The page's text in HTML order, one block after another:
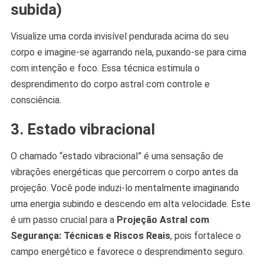
subida)
Visualize uma corda invisível pendurada acima do seu
corpo e imagine-se agarrando nela, puxando-se para cima
com intenção e foco. Essa técnica estimula o
desprendimento do corpo astral com controle e
consciência.
3. Estado vibracional
O chamado “estado vibracional” é uma sensação de
vibrações energéticas que percorrem o corpo antes da
projeção. Você pode induzi-lo mentalmente imaginando
uma energia subindo e descendo em alta velocidade. Este
é um passo crucial para a Projeção Astral com
Segurança: Técnicas e Riscos Reais, pois fortalece o
campo energético e favorece o desprendimento seguro.